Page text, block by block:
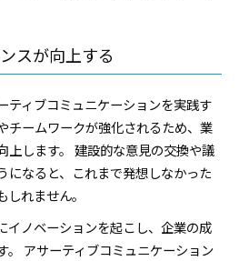
スが向上する
ティブコミュニケーションを実践す
チームワークが強化されるため、業
上します。 建設的な意見の交換や議
になると、これまで発想しなかった
れません。
イノベーションを起こし、企業の成
。 アサーティブコミュニケーション